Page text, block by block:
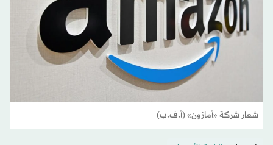
شعار شركة «أمازون» (أ.ف.ب)